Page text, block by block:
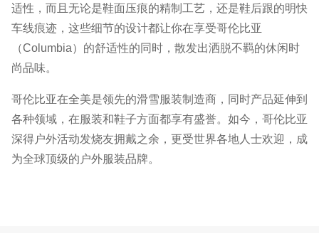
适性，而且无论是鞋面压痕的精制工艺，还是鞋后跟的明快
车线痕迹，这些细节的设计都让你在享受哥伦比亚
（Columbia）的舒适性的同时，散发出洒脱不羁的休闲时
尚品味。
哥伦比亚在全美是领先的滑雪服装制造商，同时产品延伸到
各种领域，在服装和鞋子方面都享有盛誉。如今，哥伦比亚
深得户外活动发烧友拥戴之余，更受世界各地人士欢迎，成
为全球顶级的户外服装品牌。